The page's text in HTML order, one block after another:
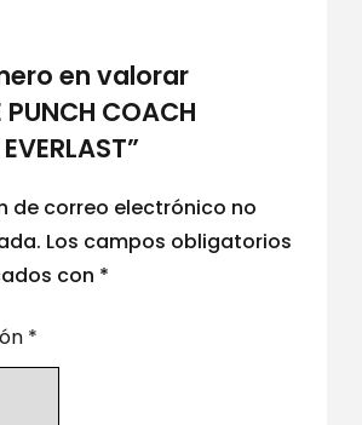
en valorar
PUNCH COACH
de correo electrónico no
Los campos obligatorios
con *
*